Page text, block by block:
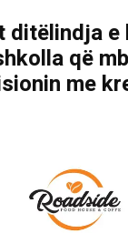
ditëlindja e
që
me